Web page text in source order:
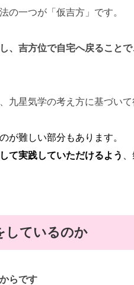
の一つが「仮吉方」です。
、吉方位で自宅へ戻ること
九星気学の考え方に基づいて
が難しい部分もあります。
て実践していただけるよう
しているのか
らです